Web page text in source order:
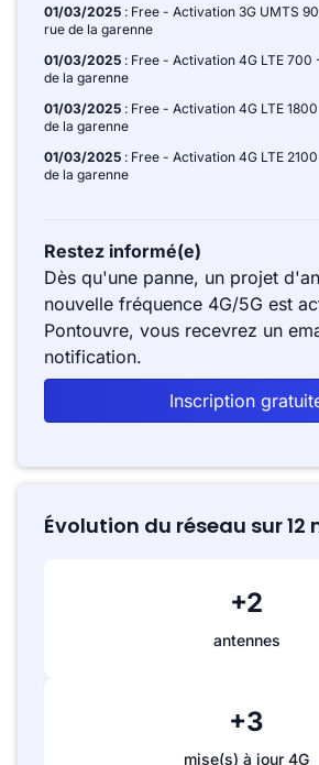
01/03/2025 : Free - Activation 3G UMTS
rue de la garenne
01/03/2025 : Free - Activation 4G LTE 700
de la garenne
01/03/2025 : Free - Activation 4G LTE
de la garenne
01/03/2025 : Free - Activation 4G LTE
de la garenne
Restez informé(e)
Dès qu'une panne, un projet
nouvelle fréquence 4G/5G est
Pontouvre, vous recevrez un
notification.
Inscription
Évolution du réseau sur 12
+2
antennes
+3
mise(s) à jour 4G